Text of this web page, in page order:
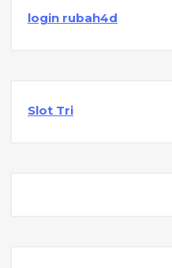
login rubah4d
Slot Tri